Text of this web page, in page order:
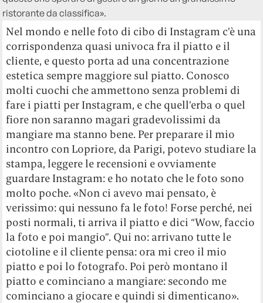
ristorante da classifica».
Nel mondo e nelle foto di cibo di Instagram c’è una
corrispondenza quasi univoca fra il piatto e il
cliente, e questo porta ad una concentrazione
estetica sempre maggiore sul piatto. Conosco
molti cuochi che ammettono senza problemi di
fare i piatti per Instagram, e che quell’erba o quel
fiore non saranno magari gradevolissimi da
mangiare ma stanno bene. Per preparare il mio
incontro con Lopriore, da Parigi, potevo studiare la
stampa, leggere le recensioni e ovviamente
guardare Instagram: e ho notato che le foto sono
molto poche. «Non ci avevo mai pensato, è
verissimo: qui nessuno fa le foto! Forse perché, nei
posti normali, ti arriva il piatto e dici “Wow, faccio
la foto e poi mangio”. Qui no: arrivano tutte le
ciotoline e il cliente pensa: ora mi creo il mio
piatto e poi lo fotografo. Poi però montano il
piatto e cominciano a mangiare: secondo me
cominciano a giocare e quindi si dimenticano».